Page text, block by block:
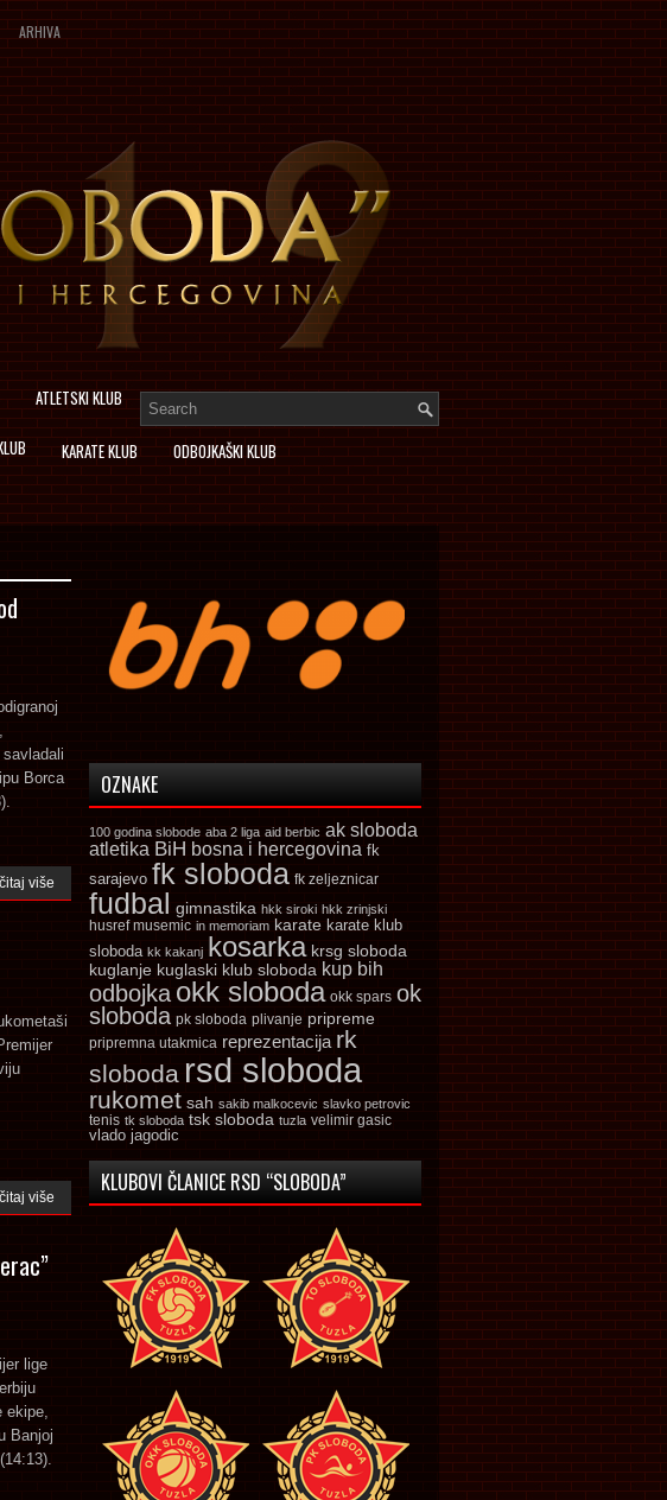
ARHIVA
ATLETSKI KLUB
KARATE KLUB ODBOJKAŠKI KLUB
Borca
više
više
lige
ekipe,
Banjoj
OZNAKE
100 godina slobode aba 2 liga aid berbic ak sloboda
atletika BiH bosna i hercegovina fk
sarajevo fk sloboda fk zeljeznicar
fudbal gimnastika hkk siroki hkk zrinjski
husref musemic in memoriam karate karate klub
sloboda kk kakanj kosarka krsg sloboda
kuglanje kuglaski klub sloboda kup bih
odbojka okk sloboda okk spars ok
sloboda pk sloboda plivanje pripreme
pripremna utakmica reprezentacija rk
sloboda rsd sloboda
rukomet sah sakib malkocevic slavko petrovic
tenis tk sloboda tsk sloboda tuzla velimir gasic
vlado jagodic
KLUBOVI ČLANICE RSD “SLOBODA”